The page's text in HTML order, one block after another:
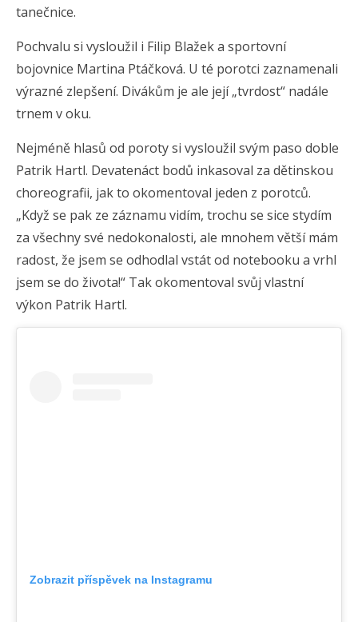
tanečnice.
Pochvalu si vysloužil i Filip Blažek a sportovní
bojovnice Martina Ptáčková. U té porotci zaznamenali
výrazné zlepšení. Divákům je ale její „tvrdost“ nadále
trnem v oku.
Nejméně hlasů od poroty si vysloužil svým paso doble
Patrik Hartl. Devatenáct bodů inkasoval za dětinskou
choreografii, jak to okomentoval jeden z porotců.
„Když se pak ze záznamu vidím, trochu se sice stydím
za všechny své nedokonalosti, ale mnohem větší mám
radost, že jsem se odhodlal vstát od notebooku a vrhl
jsem se do života!“ Tak okomentoval svůj vlastní
výkon Patrik Hartl.
Zobrazit příspěvek na Instagramu